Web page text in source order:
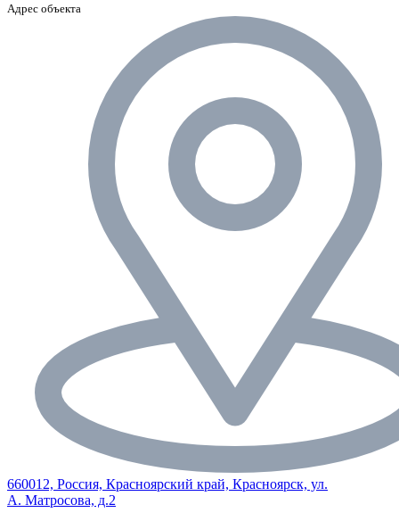
Адрес объекта
660012, Россия, Красноярский край, Красноярск, ул.
А. Матросова, д.2